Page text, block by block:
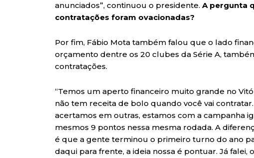
anunciados”, continuou o presidente. A pergunta
contratações foram ovacionadas?
Por fim, Fábio Mota também falou que o lado
orçamento dentre os 20 clubes da Série A,
contratações.
“Temos um aperto financeiro muito grande no
não tem receita de bolo quando você vai
acertamos em outras, estamos com a campanha
mesmos 9 pontos nessa mesma rodada. A
é que a gente terminou o primeiro turno do ano
daqui para frente, a ideia nossa é pontuar. Já